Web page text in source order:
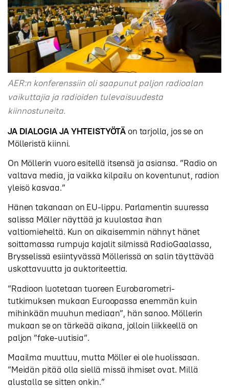
AER:n konferenssiin oli saapunut paljon radioalan
vaikuttajia ja radioiden tulevaisuudesta
kiinnostuneita.
JA DIALOGIA JA YHTEISTYÖTÄ on tarjolla, jos se on
Mölleristä kiinni.
On Möllerin vuoro esitellä itsensä ja asiansa. ”Radio on
valtava media, ja vaikka kilpailu on koventunut, radion
yleisö kasvaa.”
Hänen takanaan on EU-lippu. Parlamentin suuressa
salissa Möller näyttää ja kuulostaa ihan
valtiomieheltä. Kun on aikaisemmin nähnyt hänet
soittamassa rumpuja kajalit silmissä RadioGaalassa,
Brysselissä esiintyvässä Möllerissä on salin täyttävää
uskottavuutta ja auktoriteettia.
”Radioon luotetaan tuoreen Eurobarometri-
tutkimuksen mukaan Euroopassa enemmän kuin
mihinkään muuhun mediaan”, hän sanoo. Möllerin
mukaan se on tärkeää aikana, jolloin liikkeellä on
paljon ”fake-uutisia”.
Maailma muuttuu, mutta Möller ei ole huolissaan.
”Meidän pitää olla siellä missä ihmiset ovat. Millä
alustalla se sitten onkin.”